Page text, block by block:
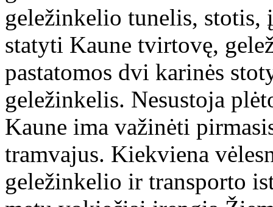
geležinkelio tunelis, stotis,
statyti Kaune tvirtovę,
pastatomos dvi karinės
geležinkelis. Nesustoja
Kaune ima važinėti
tramvajus. Kiekviena
geležinkelio ir transporto